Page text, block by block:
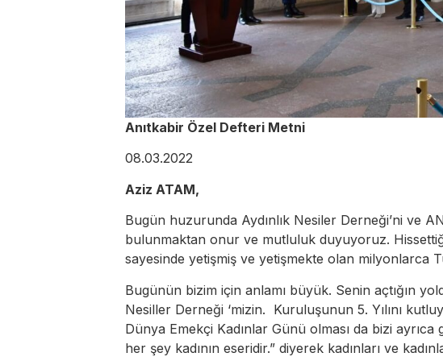
Anıtkabir Özel Defteri Metni
08.03.2022
Aziz ATAM,
Bugün huzurunda Aydınlık Nesiler Derneği’ni ve
bulunmaktan onur ve mutluluk duyuyoruz.
sayesinde yetişmiş ve yetişmekte olan milyonlarca
Bugünün bizim için anlamı büyük. Senin açtığın
Nesiller Derneği ‘mizin. Kuruluşunun 5. Yılını
Dünya Emekçi Kadınlar Günü olması da bizi
her şey kadının eseridir.” diyerek kadınları ve